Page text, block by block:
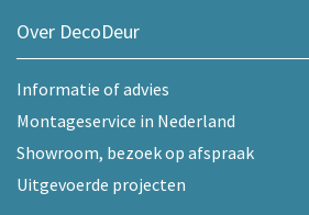
Over DecoDeur
Informatie of advies
Montageservice in Nederland
Showroom, bezoek op afspraak
Uitgevoerde projecten